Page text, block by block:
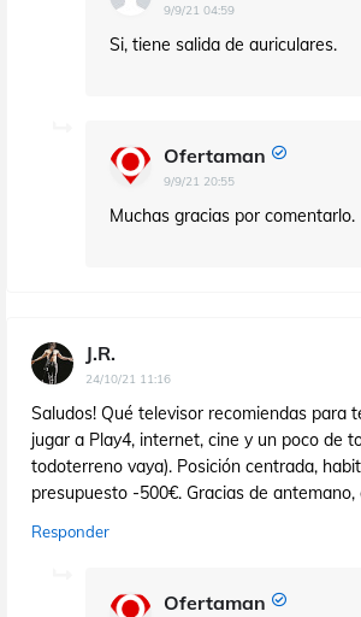
9/9/21 04:59
Si, tiene salida de auriculares.
Ofertaman
9/9/21 20:55
Muchas gracias por comentarlo.
J.R.
24/10/21 11:16
Saludos! Qué televisor recomiendas para
jugar a Play4, internet, cine y un poco de
todoterreno vaya). Posición centrada,
presupuesto -500€. Gracias de antemano,
Responder
Ofertaman